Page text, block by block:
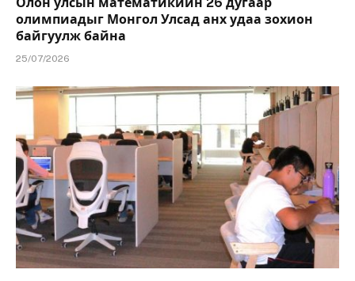
олимпиадыг Монгол Улсад анх удаа зохион
байгуулж байна
25/07/2026